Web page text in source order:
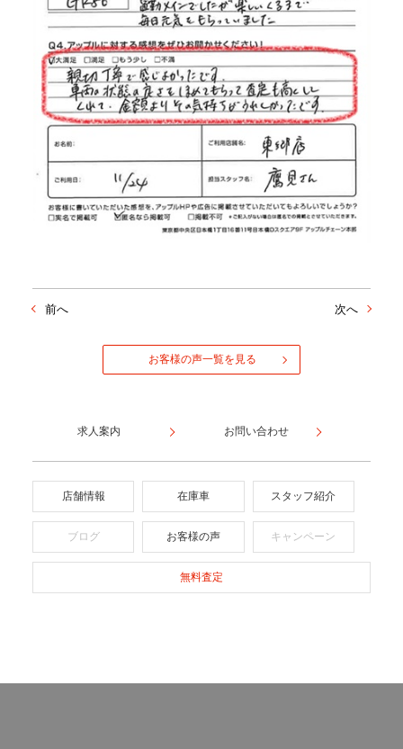
前へ 次へ
お客様の声一覧を見る
求人案内 お問い合わせ
店舗情報 在庫車 スタッフ紹介
ブログ お客様の声 キャンペーン
無料査定